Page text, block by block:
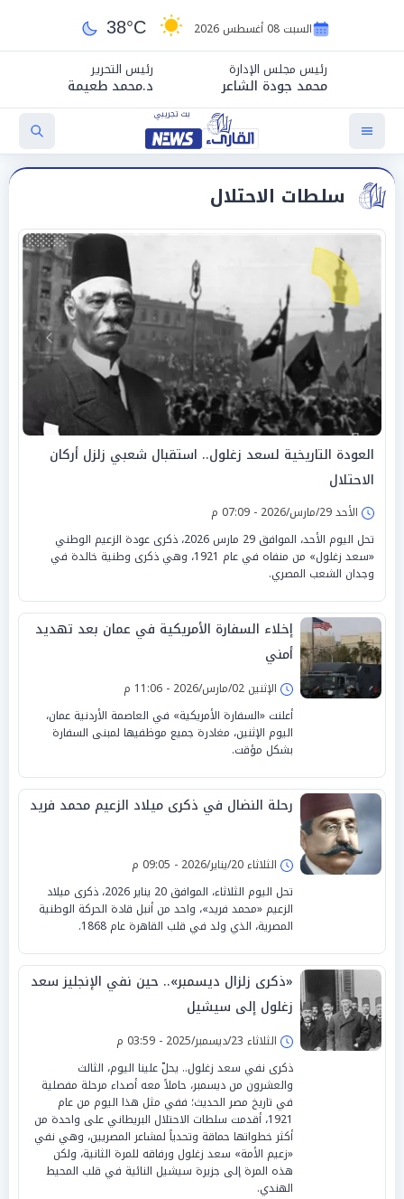
السبت 08 أغسطس 2026 38°C
رئيس مجلس الإدارة
محمد جودة الشاعر
رئيس التحرير
د.محمد طعيمة
سلطات الاحتلال
العودة التاريخية لسعد زغلول.. استقبال شعبي زلزل أركان
الاحتلال
الأحد 29/مارس/2026 - 07:09 م
تحل اليوم الأحد، الموافق 29 مارس 2026، ذكرى عودة الزعيم الوطني
«سعد زغلول» من منفاه في عام 1921، وهي ذكرى وطنية خالدة في
وجدان الشعب المصري.
إخلاء السفارة الأمريكية في عمان بعد تهديد
أمني
الإثنين 02/مارس/2026 - 11:06 م
أعلنت «السفارة الأمريكية» في العاصمة الأردنية عمان،
اليوم الإثنين، مغادرة جميع موظفيها لمبنى السفارة
بشكل مؤقت.
رحلة النضال في ذكرى ميلاد الزعيم محمد فريد
الثلاثاء 20/يناير/2026 - 09:05 م
تحل اليوم الثلاثاء، الموافق 20 يناير 2026، ذكرى ميلاد
الزعيم «محمد فريد»، واحد من أنبل قادة الحركة الوطنية
المصرية، الذي ولد في قلب القاهرة عام 1868.
«ذكرى زلزال ديسمبر».. حين نفي الإنجليز سعد
زغلول إلى سيشيل
الثلاثاء 23/ديسمبر/2025 - 03:59 م
ذكرى نفي سعد زغلول.. يحلّ علينا اليوم، الثالث
والعشرون من ديسمبر، حاملاً معه أصداء مرحلة مفصلية
في تاريخ مصر الحديث؛ ففي مثل هذا اليوم من عام
1921، أقدمت سلطات الاحتلال البريطاني على واحدة من
أكثر خطواتها حماقة وتحدياً لمشاعر المصريين، وهي نفي
«زعيم الأمة» سعد زغلول ورفاقه للمرة الثانية، ولكن
هذه المرة إلى جزيرة سيشيل النائية في قلب المحيط
الهندي.